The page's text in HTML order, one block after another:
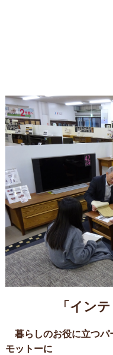
「イン
暮らしのお役に立つ
モットーに